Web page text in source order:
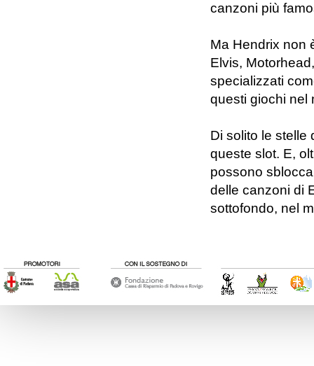
canzoni più
Ma Hendrix non
Elvis,
specializzati
questi giochi nel
Di solito le stelle
queste slot. E,
possono
delle canzoni di
sottofondo, nel